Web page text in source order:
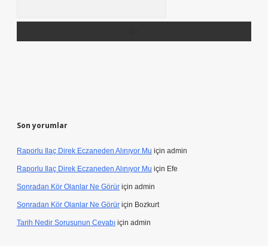
Son yorumlar
Raporlu Ilaç Direk Eczaneden Alınıyor Mu için admin
Raporlu Ilaç Direk Eczaneden Alınıyor Mu için Efe
Sonradan Kör Olanlar Ne Görür için admin
Sonradan Kör Olanlar Ne Görür için Bozkurt
Tarih Nedir Sorusunun Cevabı için admin